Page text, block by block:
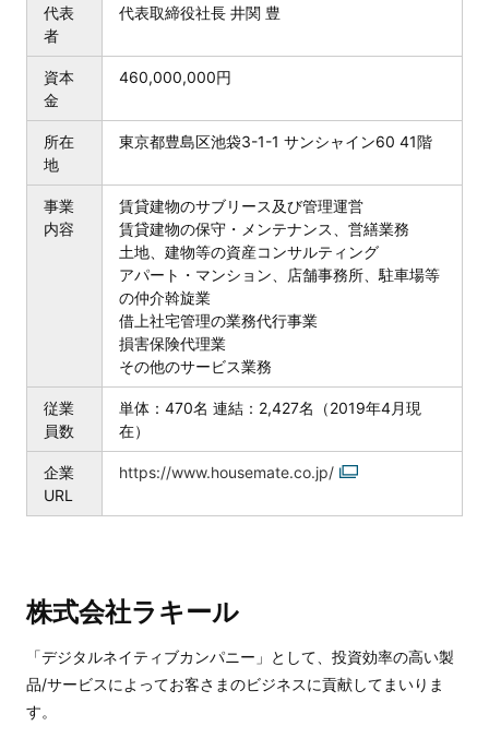
代表
者
代表取締役社長 井関 豊
資本
金
460,000,000円
所在
地
東京都豊島区池袋3-1-1 サンシャイン60 41階
事業
内容
賃貸建物のサブリース及び管理運営
賃貸建物の保守・メンテナンス、営繕業務
土地、建物等の資産コンサルティング
アパート・マンション、店舗事務所、駐車場等
の仲介斡旋業
借上社宅管理の業務代行事業
損害保険代理業
その他のサービス業務
従業
員数
単体：470名 連結：2,427名（2019年4月現
在）
企業
URL
https://www.housemate.co.jp/
株式会社ラキール
「デジタルネイティブカンパニー」として、投資効率の高い製
品/サービスによってお客さまのビジネスに貢献してまいりま
す。